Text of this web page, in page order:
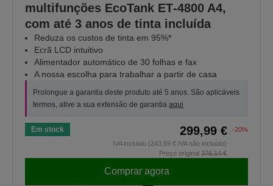
multifunções EcoTank ET‑4800 A4,
com até 3 anos de tinta incluída
Reduza os custos de tinta em 95%*
Ecrã LCD intuitivo
Alimentador automático de 30 folhas e fax
A nossa escolha para trabalhar a partir de casa
Prolongue a garantia deste produto até 5 anos. São aplicáveis
termos, ative a sua extensão de garantia aqui
Em stock 299,99 €
-20%
IVA incluído (243,89 € IVA não incluído)
Preço original 375,14 €
Comprar agora